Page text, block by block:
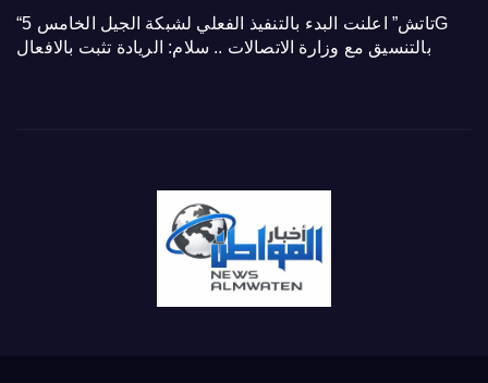
“تاتش” اعلنت البدء بالتنفيذ الفعلي لشبكة الجيل الخامس 5G
بالتنسيق مع وزارة الاتصالات .. سلام: الريادة تثبت بالافعال